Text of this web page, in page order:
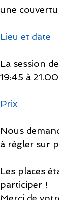
une
Lieu et date
La session
19:45 à 21.00
Prix
Nous
à régler sur
Les places
participer !
Merci de